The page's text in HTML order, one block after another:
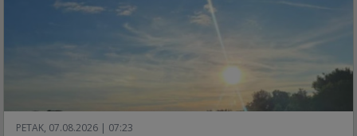
PETAK, 07.08.2026 | 07:23